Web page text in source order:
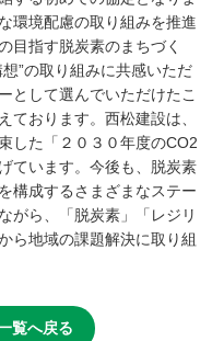
環境配慮の取り組みを推進
目指す脱炭素のまちづく
”の取り組みに共感いただ
として選んでいただけたこ
ております。西松建設は、
した「２０３０年度のCO2
ています。今後も、脱炭素
構成するさまざまなステー
がら、「脱炭素」「レジリ
ら地域の課題解決に取り組
覧へ戻る